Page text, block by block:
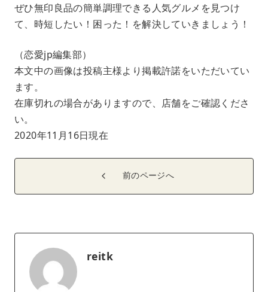
ぜひ無印良品の簡単調理できる人気グルメを見つけ
て、時短したい！困った！を解決していきましょう！
（恋愛jp編集部）
本文中の画像は投稿主様より掲載許諾をいただいてい
ます。
在庫切れの場合がありますので、店舗をご確認くださ
い。
2020年11月16日現在
前のページへ
reitk